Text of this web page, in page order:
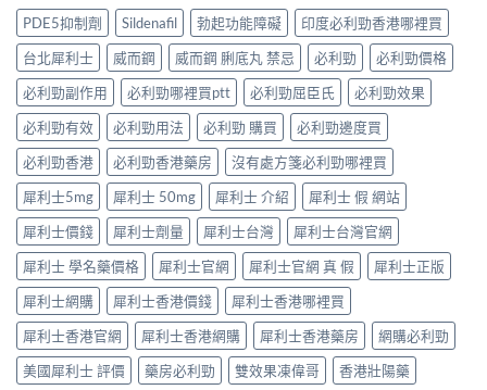
孕
男
性
必
讀〉
中
醫
學
真
相
大
公
開〉
中
20〉
中
凍
威
嘅
速
效
話
術
要
打
折
讀〉
中
食
先
有
效？
冇
效
嘅
原
因
逐
個
捉
——
藥
師：
九
成
「冇
效」
投
訴，
PDE5抑制劑 Sildenafil 勃起功能障礙
印度必利勁香港哪裡買
台北犀利士
威而鋼 威而鋼 脷底丸 禁忌 必利勁
必利勁價格
必利勁副作用
必利勁哪裡買ptt 必利勁屈臣氏
必利勁效果
必利勁有效
必利勁用法 必利勁 購買
必利勁邊度買
必利勁香港
必利勁香港藥房
沒有處方箋必利勁哪裡買
犀利士5mg
犀利士 50mg 犀利士 介紹
犀利士 假 網站
犀利士價錢
犀利士劑量 犀利士台灣
犀利士台灣官網
犀利士 學名藥價格
犀利士官網 犀利士官網 真 假
犀利士正版
犀利士網購
犀利士香港價錢
犀利士香港哪裡買
犀利士香港官網
犀利士香港網購 犀利士香港藥房
網購必利勁
美國犀利士 評價
藥房必利勁 雙效果凍偉哥
香港壯陽藥